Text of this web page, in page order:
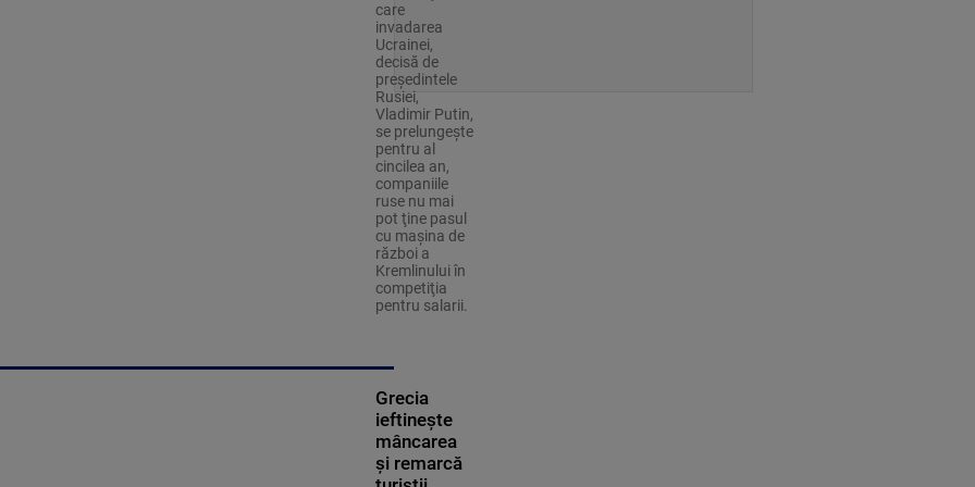
care
invadarea
Ucrainei,
decisă de
preşedintele
Rusiei,
Vladimir Putin,
se prelungeşte
pentru al
cincilea an,
companiile
ruse nu mai
pot ţine pasul
cu maşina de
război a
Kremlinului în
competiţia
pentru salarii.
Grecia
ieftinește
mâncarea
și remarcă